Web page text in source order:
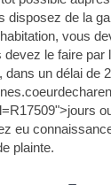
disposez de la
vous
devez le faire
un délai de
eu
plainte.